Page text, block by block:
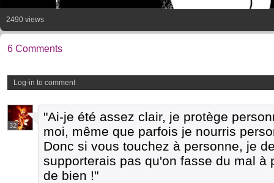
2490 views
6 Comments
Log-in to comment
32
"Ai-je été assez clair, je protège
moi, même que parfois je nourris
Donc si vous touchez à personne, je
supporterais pas qu'on fasse du mal à
de bien !"